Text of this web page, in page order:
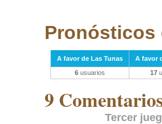
Pronósticos
A favor de Las Tunas
A favor
6 usuarios 17
9
Tercer